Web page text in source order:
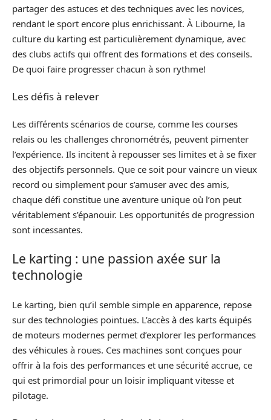
partager des astuces et des techniques avec les novices,
rendant le sport encore plus enrichissant. À Libourne, la
culture du karting est particulièrement dynamique, avec
des clubs actifs qui offrent des formations et des conseils.
De quoi faire progresser chacun à son rythme!
Les défis à relever
Les différents scénarios de course, comme les courses
relais ou les challenges chronométrés, peuvent pimenter
l’expérience. Ils incitent à repousser ses limites et à se fixer
des objectifs personnels. Que ce soit pour vaincre un vieux
record ou simplement pour s’amuser avec des amis,
chaque défi constitue une aventure unique où l’on peut
véritablement s’épanouir. Les opportunités de progression
sont incessantes.
Le karting : une passion axée sur la
technologie
Le karting, bien qu’il semble simple en apparence, repose
sur des technologies pointues. L’accès à des karts équipés
de moteurs modernes permet d’explorer les performances
des véhicules à roues. Ces machines sont conçues pour
offrir à la fois des performances et une sécurité accrue, ce
qui est primordial pour un loisir impliquant vitesse et
pilotage.